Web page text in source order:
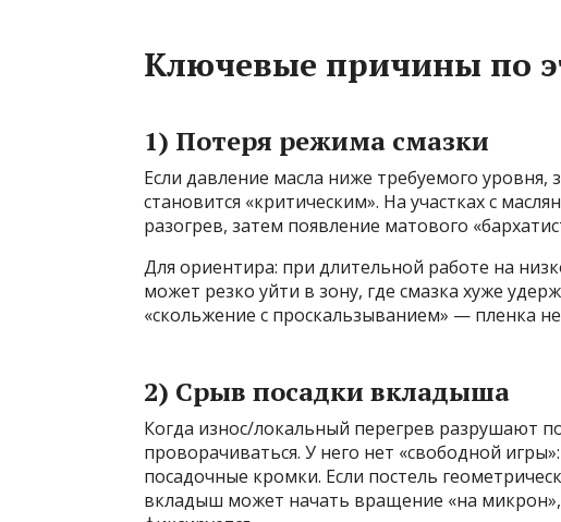
Ключевые причины по
1) Потеря режима смазки
Если давление масла ниже требуемого
становится «критическим». На участках с
разогрев, затем появление матового
Для ориентира: при длительной работе на
может резко уйти в зону, где смазка хуже
«скольжение с проскальзыванием» — пленка не
2) Срыв посадки вкладыша
Когда износ/локальный перегрев разрушают
проворачиваться. У него нет «свободной
посадочные кромки. Если постель
вкладыш может начать вращение «на